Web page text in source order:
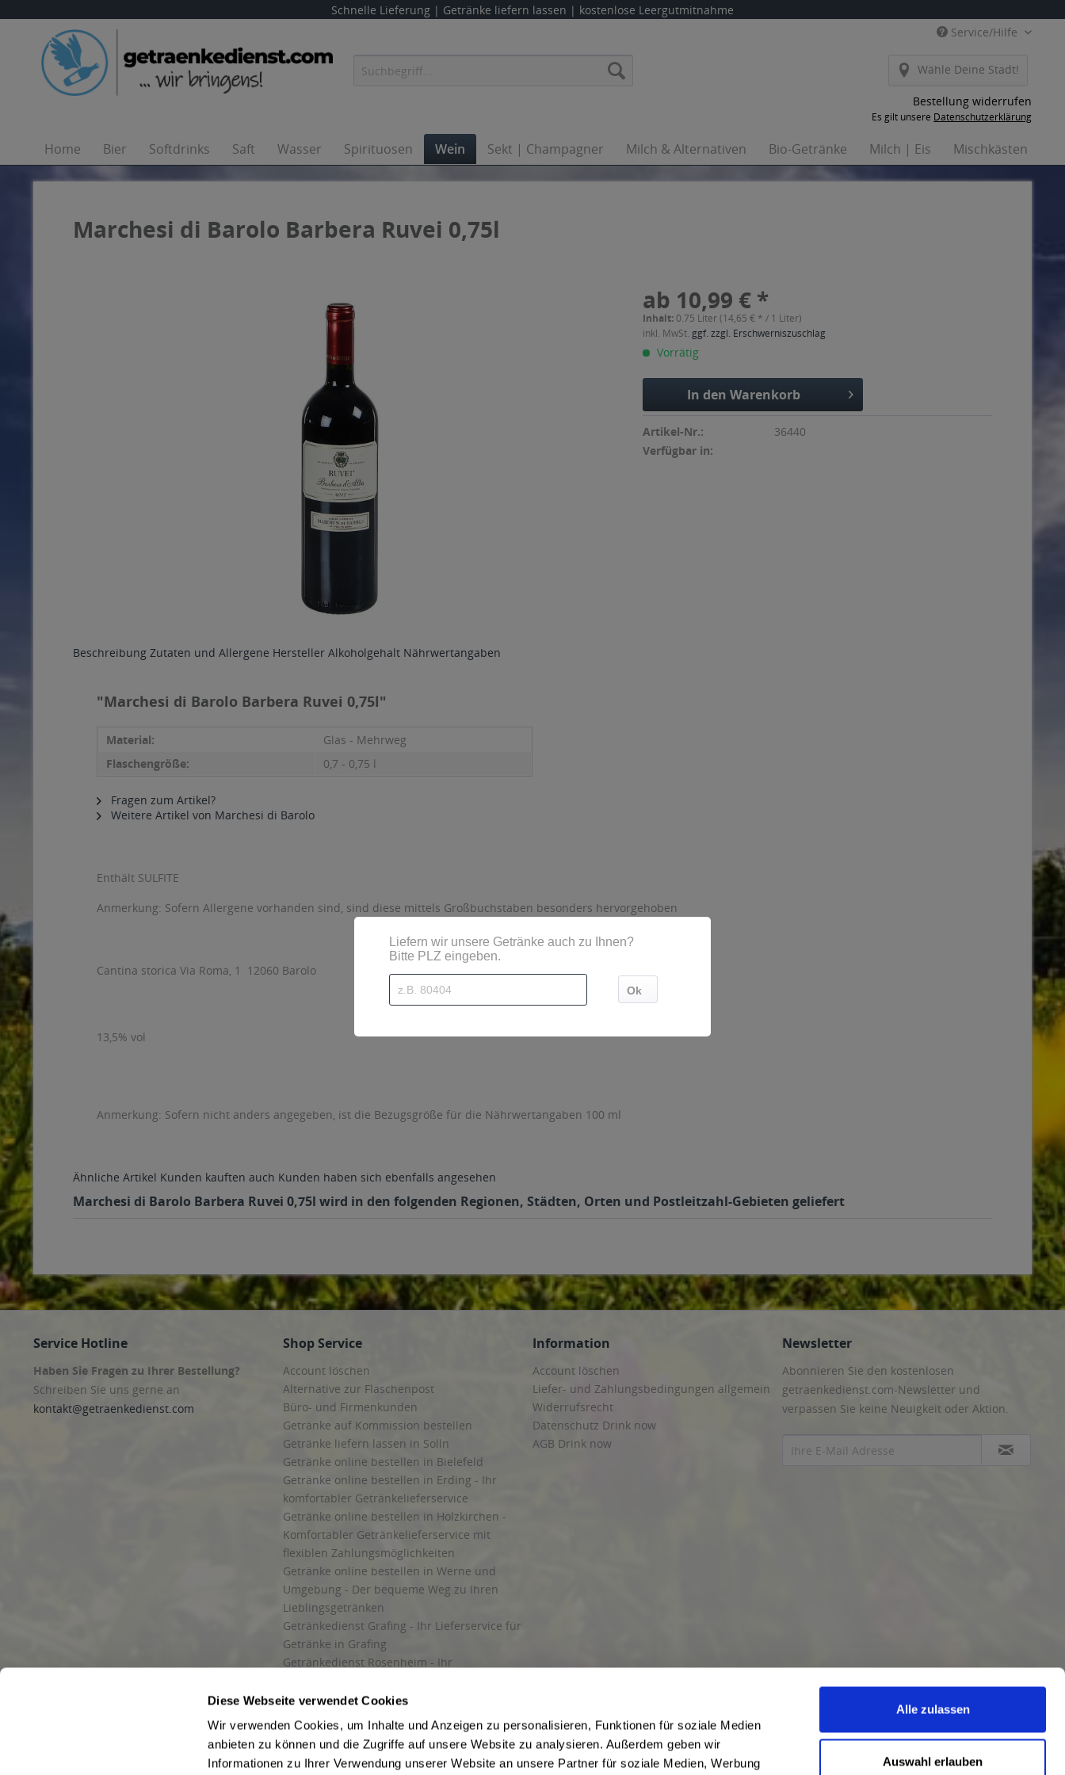
Diese Webseite verwendet Cookies
Wir verwenden Cookies, um Inhalte und Anzeigen zu personalisieren, Funktionen für soziale Medien
anbieten zu können und die Zugriffe auf unsere Website zu analysieren. Außerdem geben wir
Informationen zu Ihrer Verwendung unserer Website an unsere Partner für soziale Medien, Werbung
Alle zulassen
Auswahl erlauben
Schnelle Lieferung | Getränke liefern lassen | kostenlose Leergutmitnahme
Service/Hilfe
Wähle Deine Stadt!
Bestellung widerrufen
Es gilt unsere Datenschutzerklärung
Home Bier Softdrinks Saft Wasser Spirituosen Wein Sekt | Champagner Milch & Alternativen Bio-Getränke Milch | Eis Mischkästen
Marchesi di Barolo Barbera Ruvei 0,75l
ab 10,99 € *
Inhalt: 0.75 Liter (14,65 € * / 1 Liter)
inkl. MwSt. ggf. zzgl. Erschwerniszuschlag
Vorrätig
In den Warenkorb
Artikel-Nr.:
36440
Verfügbar in:
Beschreibung Zutaten und Allergene Hersteller Alkoholgehalt Nährwertangaben
"Marchesi di Barolo Barbera Ruvei 0,75l"
Material:
Glas - Mehrweg
Flaschengröße:
0,7 - 0,75 l
Fragen zum Artikel?
Weitere Artikel von Marchesi di Barolo
Enthält SULFITE
Anmerkung: Sofern Allergene vorhanden sind, sind diese mittels Großbuchstaben besonders hervorgehoben
Cantina storica Via Roma, 1  12060 Barolo
13,5% vol
Anmerkung: Sofern nicht anders angegeben, ist die Bezugsgröße für die Nährwertangaben 100 ml
Ähnliche Artikel Kunden kauften auch Kunden haben sich ebenfalls angesehen
Marchesi di Barolo Barbera Ruvei 0,75l wird in den folgenden Regionen, Städten, Orten und Postleitzahl-Gebieten geliefert
Service Hotline
Haben Sie Fragen zu Ihrer Bestellung?
Schreiben Sie uns gerne an
kontakt@getraenkedienst.com
Shop Service
Account löschen
Alternative zur Flaschenpost
Büro- und Firmenkunden
Getränke auf Kommission bestellen
Getränke liefern lassen in Solln
Getränke online bestellen in Bielefeld
Getränke online bestellen in Erding - Ihr
komfortabler Getränkelieferservice
Getränke online bestellen in Holzkirchen -
Komfortabler Getränkelieferservice mit
flexiblen Zahlungsmöglichkeiten
Getränke online bestellen in Werne und
Umgebung - Der bequeme Weg zu Ihren
Lieblingsgetränken
Getränkedienst Grafing - Ihr Lieferservice für
Getränke in Grafing
Getränkedienst Rosenheim - Ihr
und Umgebung
Getränkelieferung in Starnberg
Liefergebiet
Lieferservice für Getränke
Wir liefern Getränke
Information
Account löschen
Liefer- und Zahlungsbedingungen allgemein
Widerrufsrecht
Datenschutz Drink now
AGB Drink now
Newsletter
Abonnieren Sie den kostenlosen
getraenkedienst.com-Newsletter und
verpassen Sie keine Neuigkeit oder Aktion.